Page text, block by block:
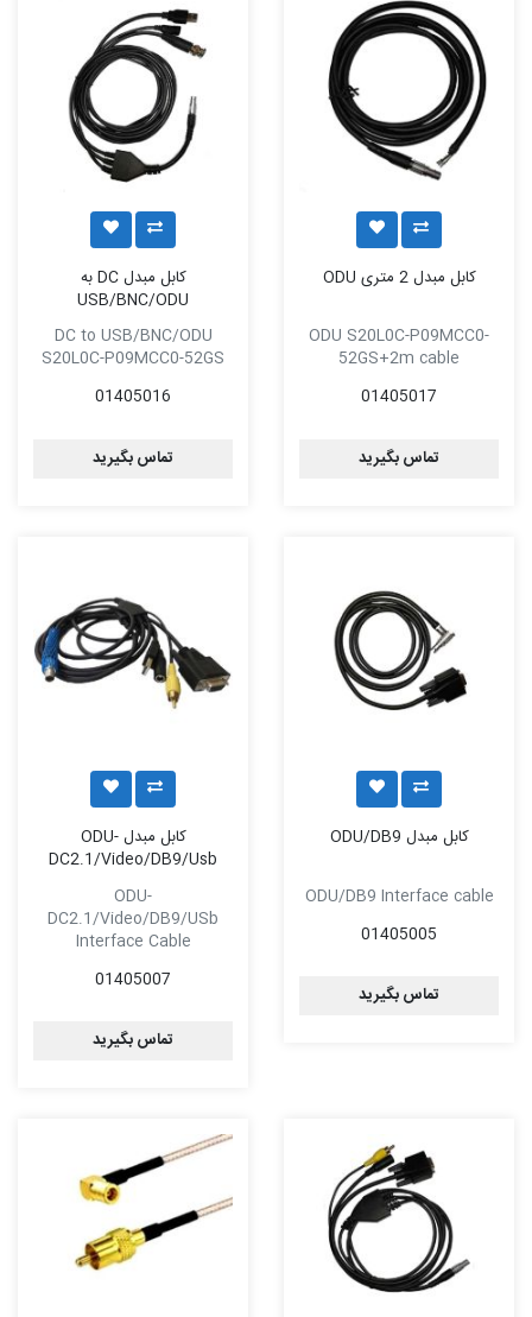
کابل مبدل 2 متری ODU
ODU S20L0C-P09MCC0-
52GS+2m cable
01405017
تماس بگیرید
کابل مبدل DC به
USB/BNC/ODU
DC to USB/BNC/ODU
S20L0C-P09MCC0-52GS
01405016
تماس بگیرید
کابل مبدل ODU/DB9
ODU/DB9 Interface cable
01405005
تماس بگیرید
کابل مبدل ODU-
DC2.1/Video/DB9/Usb
ODU-
DC2.1/Video/DB9/USb
Interface Cable
01405007
تماس بگیرید